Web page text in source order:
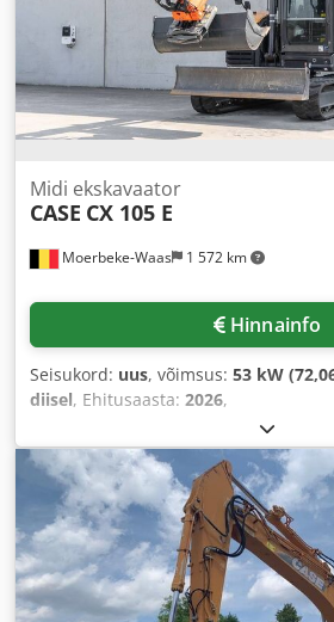
Moerbeke-Waas 1 572 km
Midi ekskavaator
CASE CX 105 E
Hinnainfo
Seisukord: uus, võimsus: 53 kW
diisel, Ehitusaasta: 2026,